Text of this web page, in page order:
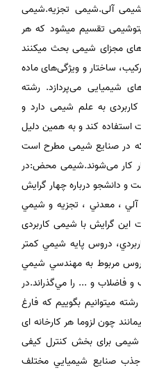
آلی.شیمی تجزیه.شیمی
تقسیم میشود که هر
مجزای شیمی بحث میکنند
ساختار و ویژگی‌های‌ ماده‌
شیمیایی‌ می‌پردازد. رشته
به علم شیمی دارد و
کند و به همین دلیل
که در صنایع شیمی مطرح است
کار می‌شوند.شیمی محض:در
دانشجو درباره چهار گرايش
، معدني ، تجزيه و شيمي
این گرایش با شیمی کاربردی
دروس پايه شيمي كمتر
مربوط به مهندسي شيمي
فاضلاب و ... را مي‌گذراند.در
رشته میتوانیم بگوییم که فارغ
چون لزوما هر کارخانه ای
شیمی برای بخش کنترل کیفی
جذب صنايع شيميايي مختلف